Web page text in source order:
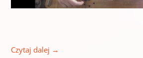
Czytaj dalej →